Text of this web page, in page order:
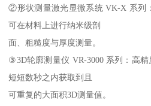
②形状测量激光显微系统 VK-X 系列
可在材料上进行纳米级剖
面、粗糙度与厚度测量。
③3D轮廓测量仪 VR-3000 系列：高
短短数秒之内获取到且
可重复的大面积3D测量值。